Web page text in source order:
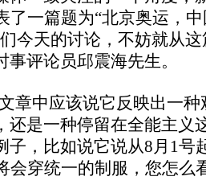
了一篇题为“北京奥运，
今天的讨论，不妨就从
评论员邱震海先生。
章中应该说它反映出一
还是一种停留在全能主义
子，比如说它说从8月1号
会穿统一的制服，您怎么